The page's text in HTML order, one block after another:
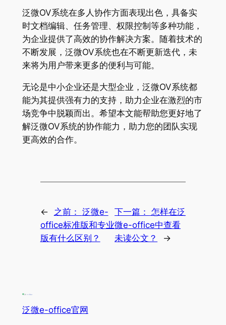
泛微OV系统在多人协作方面表现出色，具备实
时文档编辑、任务管理、权限控制等多种功能，
为企业提供了高效的协作解决方案。随着技术的
不断发展，泛微OV系统也在不断更新迭代，未
来将为用户带来更多的便利与可能。
无论是中小企业还是大型企业，泛微OV系统都
能为其提供强有力的支持，助力企业在激烈的市
场竞争中脱颖而出。希望本文能帮助您更好地了
解泛微OV系统的协作能力，助力您的团队实现
更高效的合作。
← 之前： 泛微e-
office标准版和专业
版有什么区别？
下一篇：
怎样在泛
微e-office中查看
未读公文？
→
泛微e-office官网